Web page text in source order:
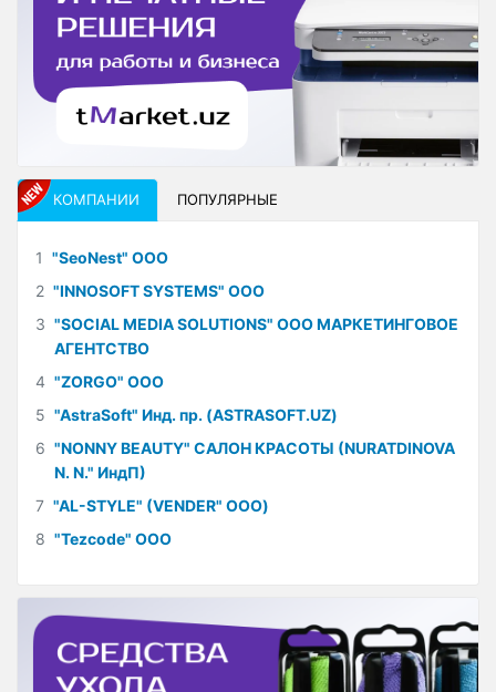
КОМПАНИИ ПОПУЛЯРНЫЕ
1 "SeoNest" ООО
2 "INNOSOFT SYSTEMS" ООО
3 "SOCIAL MEDIA SOLUTIONS" ООО МАРКЕТИНГОВОЕ
АГЕНТСТВО
4 "ZORGO" ООО
5 "AstraSoft" Инд. пр. (ASTRASOFT.UZ)
6 "NONNY BEAUTY" САЛОН КРАСОТЫ (NURATDINOVA
N. N." ИндП)
7 "AL-STYLE" (VENDER" ООО)
8 "Tezcode" ООО